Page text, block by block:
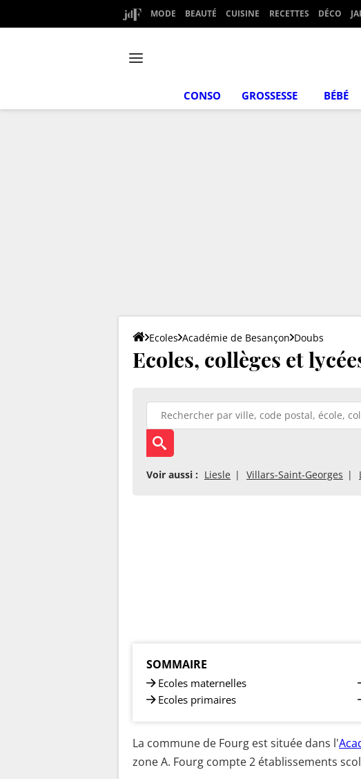
MODE BEAUTÉ CUISINE RECETTES DÉCO
CONSO GROSSESSE BÉBÉ
Ecoles Académie de Besançon Doubs
Ecoles, collèges et
Voir aussi : Liesle Villars-Saint-Georges
SOMMAIRE
Ecoles maternelles
Ecoles primaires
La commune de Fourg est située dans l'
zone A. Fourg compte 2 établissements